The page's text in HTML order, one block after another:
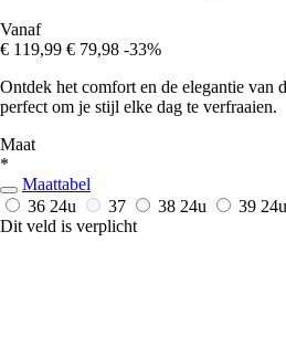
Vanaf
€ 119,99 € 79,98 -33%
Ontdek het comfort en de elegantie van
perfect om je stijl elke dag te verfraaien.
Maat
*
Maattabel
36 24u 37 38 24u 39 24u
Dit veld is verplicht